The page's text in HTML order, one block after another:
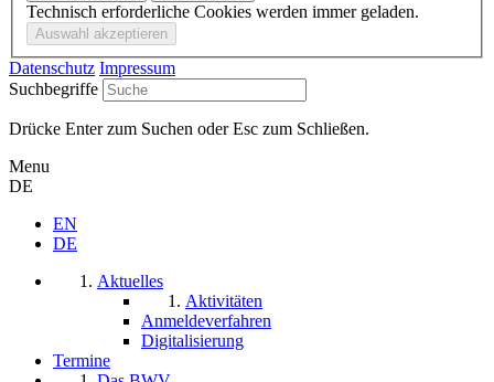
Technisch erforderliche Cookies werden immer geladen.
Datenschutz Impressum
Suchbegriffe
Drücke Enter zum Suchen oder Esc zum Schließen.
Menu
DE
EN
DE
Aktuelles
Aktivitäten
Anmeldeverfahren
Digitalisierung
Termine